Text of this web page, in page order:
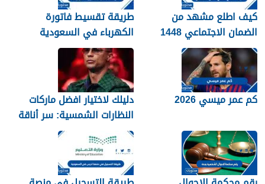
كيف اطلع مشهد من
الضمان الاجتماعي 1448
طريقة تقسيط فاتورة
الكهرباء في السعودية
1448 – 2026
كم عمر ميسي 2026
دليلك لاختيار افضل ماركات
النظارات الشمسية: سر أناقة
نجوم الرياضة والموضة